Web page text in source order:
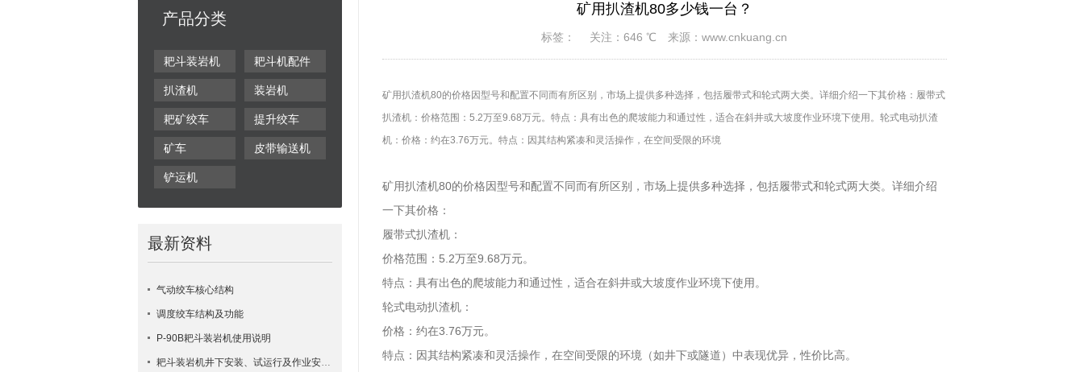
产品分类
耙斗装岩机 耙斗机配件
扒渣机 装岩机
耙矿绞车 提升绞车
矿车 皮带输送机
铲运机
最新资料
气动绞车核心结构
调度绞车结构及功能
P-90B耙斗装岩机使用说明
耙斗装岩机井下安装、试运行及作业安全要点
矿用扒渣机80多少钱一台？
标签： 关注：646 ℃ 来源：www.cnkuang.cn
矿用扒渣机80的价格因型号和配置不同而有所区别，市场上提供多种选择，包括履带式和轮式两大类。详细介绍一下其价格：履带式
扒渣机：价格范围：5.2万至9.68万元。特点：具有出色的爬坡能力和通过性，适合在斜井或大坡度作业环境下使用。轮式电动扒渣
机：价格：约在3.76万元。特点：因其结构紧凑和灵活操作，在空间受限的环境
矿用扒渣机80的价格因型号和配置不同而有所区别，市场上提供多种选择，包括履带式和轮式两大类。详细介绍
一下其价格：
履带式扒渣机：
价格范围：5.2万至9.68万元。
特点：具有出色的爬坡能力和通过性，适合在斜井或大坡度作业环境下使用。
轮式电动扒渣机：
价格：约在3.76万元。
特点：因其结构紧凑和灵活操作，在空间受限的环境（如井下或隧道）中表现优异，性价比高。